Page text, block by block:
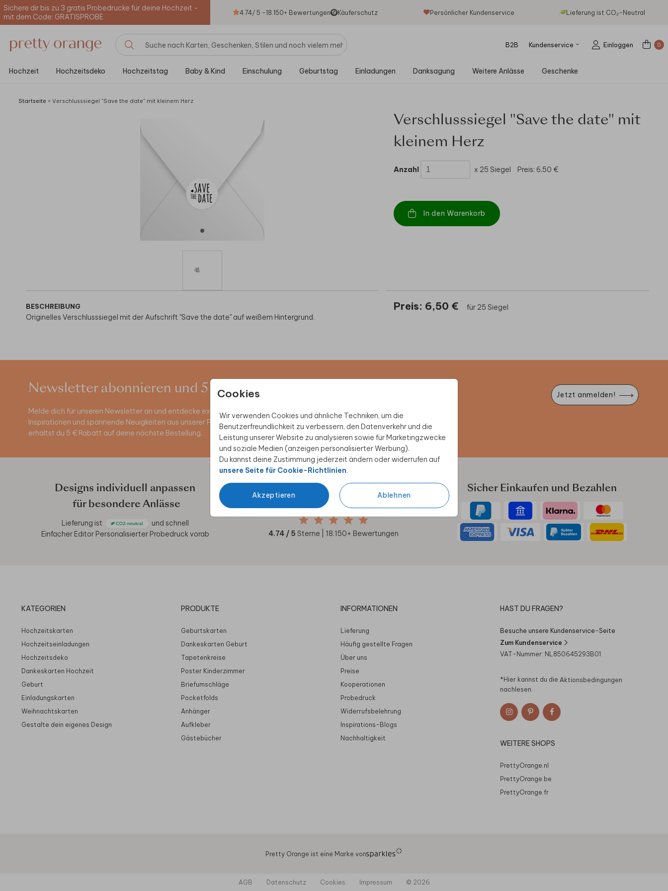
Sichere dir bis zu 3 gratis Probedrucke für deine Hochzeit -
mit dem Code: GRATISPROBE
4.74/ 5 -18.150+ Bewertungen Käuferschutz Persönlicher Kundenservice Lieferung ist CO₂-Neutral
B2B Kundenservice Einloggen 0
Hochzeit Hochzeitsdeko Hochzeitstag Baby & Kind Einschulung Geburtstag Einladungen Danksagung Weitere Anlässe Geschenke
Cookies
Wir verwenden Cookies und ähnliche Techniken, um die
Benutzerfreundlichkeit zu verbessern, den Datenverkehr und die
Leistung unserer Website zu analysieren sowie für Marketingzwecke
und soziale Medien (anzeigen personalisierter Werbung).
Du kannst deine Zustimmung jederzeit ändern oder widerrufen auf
unsere Seite für Cookie-Richtlinien.
Akzeptieren Ablehnen
Startseite > Verschlusssiegel "Save the date" mit kleinem Herz
Verschlusssiegel "Save the date" mit
kleinem Herz
Anzahl x 25 Siegel Preis: 6,50 €
In den Warenkorb
BESCHREIBUNG
Originelles Verschlusssiegel mit der Aufschrift "Save the date" auf weißem Hintergrund.
Preis: 6,50 € für 25 Siegel
Newsletter abonnieren und 5 € Rabatt sichern
Melde dich für unseren Newsletter an und entdecke exklusive Angebote, kreative
Inspirationen und spannende Neuigkeiten aus unserer Produktwelt. Als Dankeschön
erhältst du 5 € Rabatt auf deine nächste Bestellung.
Jetzt anmelden!
Designs individuell anpassen
für besondere Anlässe
Lieferung ist
und schnell
Einfacher Editor Personalisierter Probedruck vorab
Unsere Kunden geben uns
/ 5 Sterne
4.74 / 5 Sterne | 18.150+ Bewertungen
Sicher Einkaufen und Bezahlen
KATEGORIEN
Hochzeitskarten
Hochzeitseinladungen
Hochzeitsdeko
Dankeskarten Hochzeit
Geburt
Einladungskarten
Weihnachtskarten
Gestalte dein eigenes Design
PRODUKTE
Geburtskarten
Dankeskarten Geburt
Tapetenkreise
Poster Kinderzimmer
Briefumschläge
Pocketfolds
Anhänger
Aufkleber
Gästebücher
INFORMATIONEN
Lieferung
Häufig gestellte Fragen
Über uns
Preise
Kooperationen
Probedruck
Widerrufsbelehrung
Inspirations-Blogs
Nachhaltigkeit
HAST DU FRAGEN?
Besuche unsere Kundenservice-Seite
Zum Kundenservice
VAT-Nummer: NL850645293B01
*Hier kannst du die Aktionsbedingungen
nachlesen.
WEITERE SHOPS
PrettyOrange.nl
PrettyOrange.be
PrettyOrange.fr
Pretty Orange ist eine Marke von
AGB Datenschutz Cookies Impressum © 2026